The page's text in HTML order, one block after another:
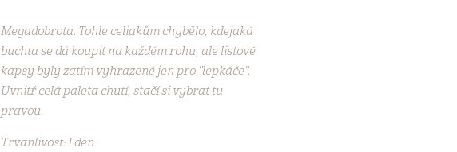
Megadobrota. Tohle celiakům chybělo, kdejaká
buchta se dá koupit na každém rohu, ale listové
kapsy byly zatím vyhrazené jen pro "lepkáče".
Uvnitř celá paleta chutí, stačí si vybrat tu
pravou.
Trvanlivost: 1 den